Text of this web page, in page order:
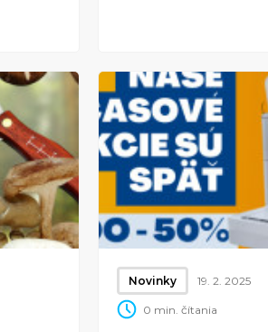
Novinky 19. 2. 2025
0 min. čítania